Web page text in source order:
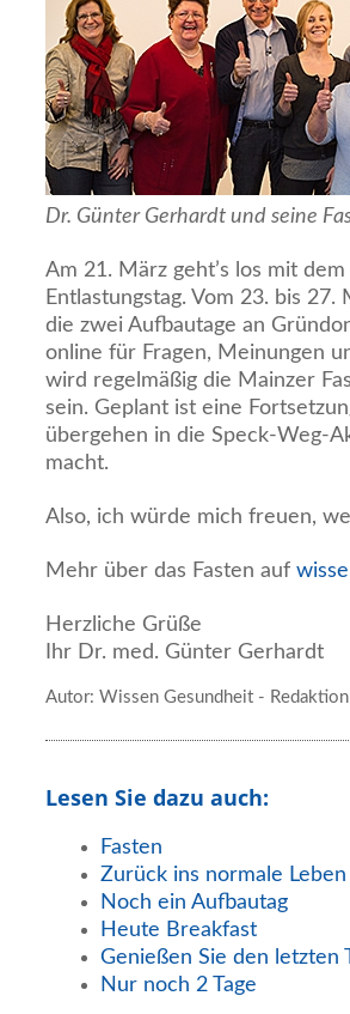
Dr. Günter Gerhardt und seine
Am 21. März geht’s los mit
Entlastungstag. Vom 23. bis
die zwei Aufbautage an
online für Fragen, Meinungen
wird regelmäßig die Mainzer
sein. Geplant ist eine
übergehen in die Speck-Weg-
macht.
Also, ich würde mich freuen,
Mehr über das Fasten auf
Herzliche Grüße
Ihr Dr. med. Günter Gerhardt
Autor: Wissen Gesundheit - Redaktion
Lesen Sie dazu auch:
Fasten
Zurück ins normale Leben
Noch ein Aufbautag
Heute Breakfast
Genießen Sie den letzten
Nur noch 2 Tage